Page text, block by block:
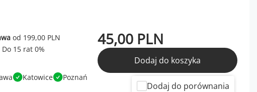
od 199,00 PLN
Katowice Poznań
45,00 PLN
Dodaj do koszyka
Dodaj do porównania